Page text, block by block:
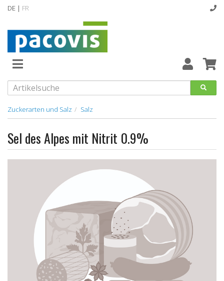
DE | FR
Abverkaufsartikel
Neuheiten
Vollsortiment
Hygiene
Rohstoffe
Convenience
Technologie
Zuckerarten und Salz Salz
Sel des Alpes mit Nitrit 0.9%